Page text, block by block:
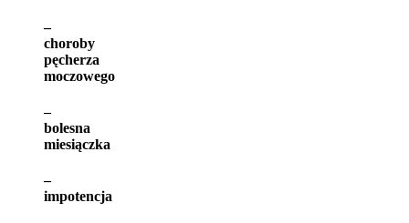
–
choroby
pęcherza
moczowego
–
bolesna
miesiączka
–
impotencja